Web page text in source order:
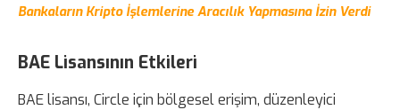
Bankaların Kripto İşlemlerine Aracılık Yapmasına İzin Verdi
BAE Lisansının Etkileri
BAE lisansı, Circle için bölgesel erişim, düzenleyici